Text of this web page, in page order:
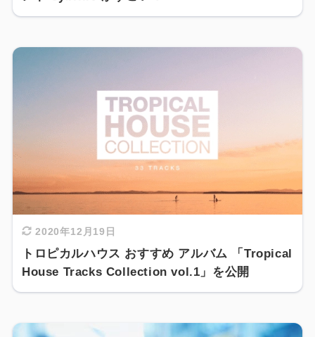
2020年12月19日
トロピカルハウス おすすめ アルバム 「Tropical
House Tracks Collection vol.1」を公開